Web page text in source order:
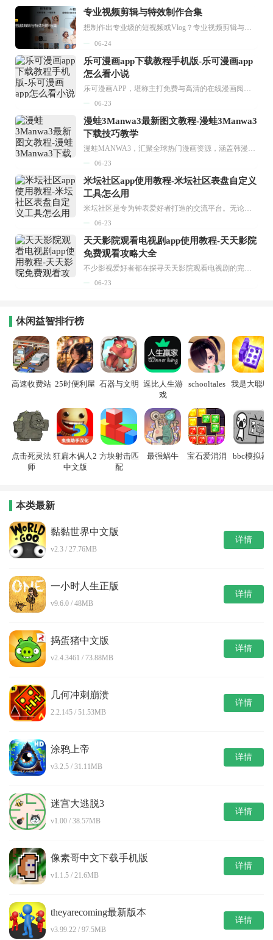
专业视频剪辑与特效制作合集
想制作出专业级的短视频或Vlog？专业视频剪辑与特效制作大全专题为你提供了从剪辑、抠像到特效包装的全套解决方案。无论是添加炫酷的片头、进行精准的视频抠图，还是制...
06-24
乐可漫画app下载教程手机版-乐可漫画app
怎么看小说
乐可漫画APP，堪称主打免费与高清的在线漫画阅读神器。其官方版提供海量完整版漫画资源，无论是国内漫画，还是日漫、韩漫、台漫、美漫等国外漫画，应有尽有，随时供你阅读。只需轻点一下，便能直接进入阅读界面。不仅如此，乐可漫画最新版本更新速度极快，在这里，你总能抢先看到全网一手漫画章节内容！...
06-23
漫蛙3Manwa3最新图文教程-漫蛙3Manwa3
下载技巧教学
漫蛙MANWA3，汇聚全球热门漫画资源，涵盖韩漫、欧美漫画、国漫等多种类型，题材丰富多样，全方位满足用户阅读喜好。它不仅是阅读平台，更是创作平台，为广大用户打造零门槛创作环境。...
06-23
米坛社区app使用教程-米坛社区表盘自定义
工具怎么用
米坛社区是专为钟表爱好者打造的交流平台。无论你是初涉钟表领域的普通爱好者，还是拥有多年收藏经验的资深玩家，都能在此找到属于自己的天地。 无需注册，就能轻松参与其中。通过专业的讨论论坛与丰富的交互功能，你可与世界各地的钟表爱好者畅快交流。若你钟情于钟表，米坛社区无疑是值得一试的理想之选。在这里，你能获取最新的手表资讯，交流见解，提升鉴赏品味，让每一块手表都成为收藏故事中重要的一部分。感兴趣的朋友，不要错过下载机会。...
06-23
天天影院观看电视剧app使用教程-天天影院
免费观看攻略大全
不少影视爱好者都在探寻天天影院观看电视剧的完整方法，结合最新平台使用规则，本篇新手入门攻略全面讲解观看渠道、检索流程、播放设置以及画面模式调整等实用内容。全文适配手机、电脑等主流设备，步骤简洁易懂，无论是初次使用的新手，还是想要优化观影体验的用户，都能参照内容快速上手，熟练掌握平台各项操作技巧，轻松畅享影视内容。...
06-23
休闲益智排行榜
高速收费站 25时便利屋 石器与文明 逗比人生游
戏
schooltales 我是大聪明
点击死灵法
师
狂扁木偶人2
中文版
方块射击匹
配
最强蜗牛 宝石爱消消 bbc模拟器
本类最新
黏黏世界中文版
v2.3 / 27.76MB
详情
一小时人生正版
v9.6.0 / 48MB
详情
捣蛋猪中文版
v2.4.3461 / 73.88MB
详情
几何冲刺崩溃
2.2.145 / 51.53MB
详情
涂鸦上帝
v3.2.5 / 31.11MB
详情
迷宫大逃脱3
v1.00 / 38.57MB
详情
像素哥中文下载手机版
v1.1.5 / 21.6MB
详情
theyarecoming最新版本
v3.99.22 / 97.5MB
详情